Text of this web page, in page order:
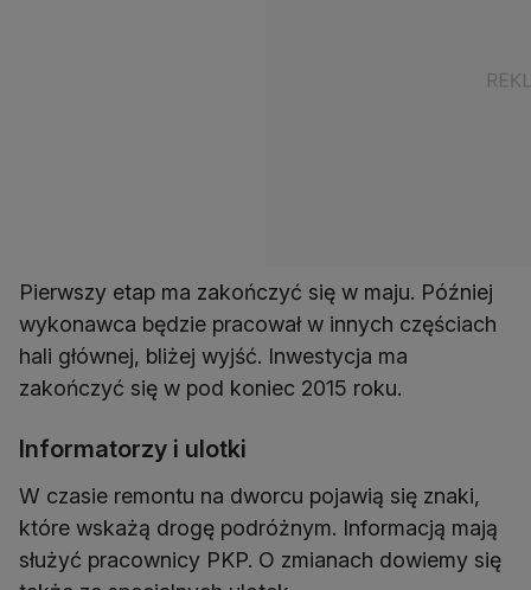
Pierwszy etap ma zakończyć się w maju. Później
wykonawca będzie pracował w innych częściach
hali głównej, bliżej wyjść. Inwestycja ma
zakończyć się w pod koniec 2015 roku.
Informatorzy i ulotki
W czasie remontu na dworcu pojawią się znaki,
które wskażą drogę podróżnym. Informacją mają
służyć pracownicy PKP. O zmianach dowiemy się